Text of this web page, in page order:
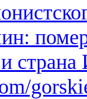
страна